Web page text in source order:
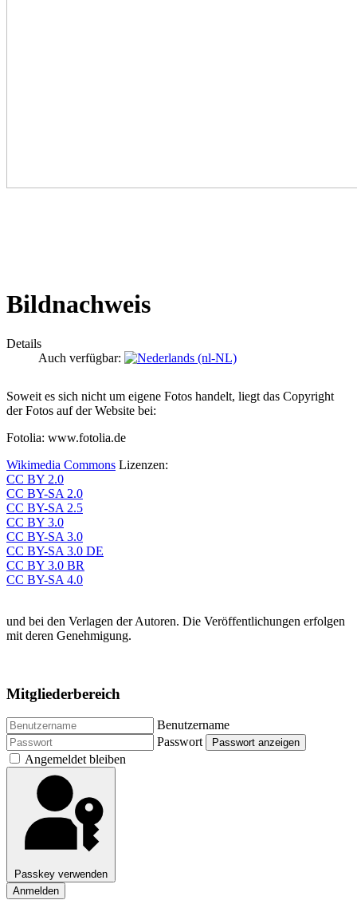
Bildnachweis
Details
Auch verfügbar:
Soweit es sich nicht um eigene Fotos handelt, liegt das Copyright
der Fotos auf der Website bei:
Fotolia: www.fotolia.de
Wikimedia Commons Lizenzen:
CC BY 2.0
CC BY-SA 2.0
CC BY-SA 2.5
CC BY 3.0
CC BY-SA 3.0
CC BY-SA 3.0 DE
CC BY 3.0 BR
CC BY-SA 4.0
und bei den Verlagen der Autoren. Die Veröffentlichungen erfolgen
mit deren Genehmigung.
Mitgliederbereich
Benutzername
Passwort
Passwort anzeigen
Angemeldet bleiben
Passkey verwenden
Anmelden